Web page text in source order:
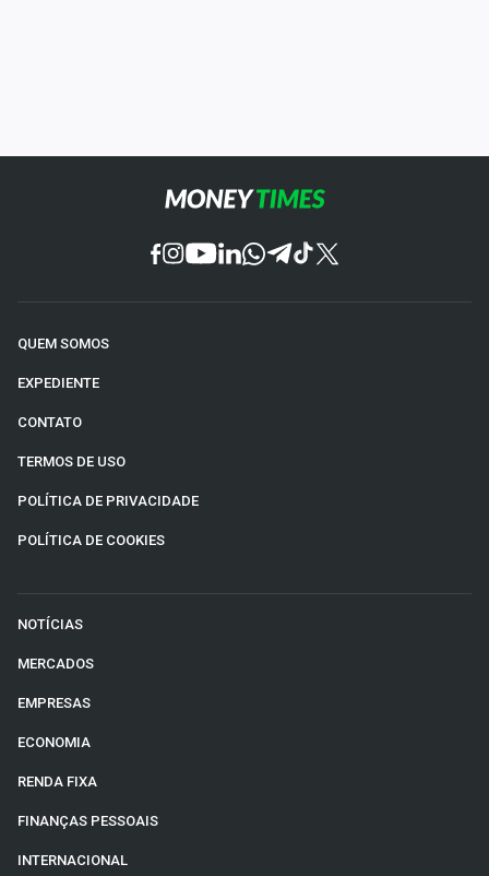
QUEM SOMOS
EXPEDIENTE
CONTATO
TERMOS DE USO
POLÍTICA DE PRIVACIDADE
POLÍTICA DE COOKIES
NOTÍCIAS
MERCADOS
EMPRESAS
ECONOMIA
RENDA FIXA
FINANÇAS PESSOAIS
INTERNACIONAL